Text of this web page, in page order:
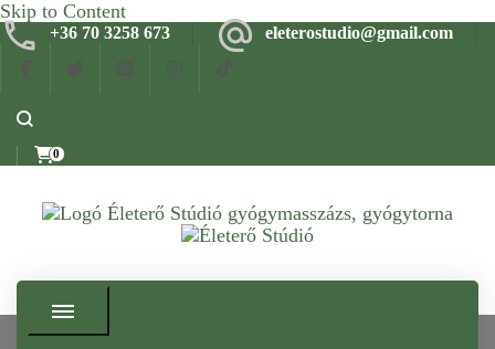
Skip to Content
+36 70 3258 673 eleterostudio@gmail.com
0
Életerő Stúdió
Gyógymasszázs, gyógytorna, frissítő masszázs Budapesten –
Tapasztalt szakemberrel